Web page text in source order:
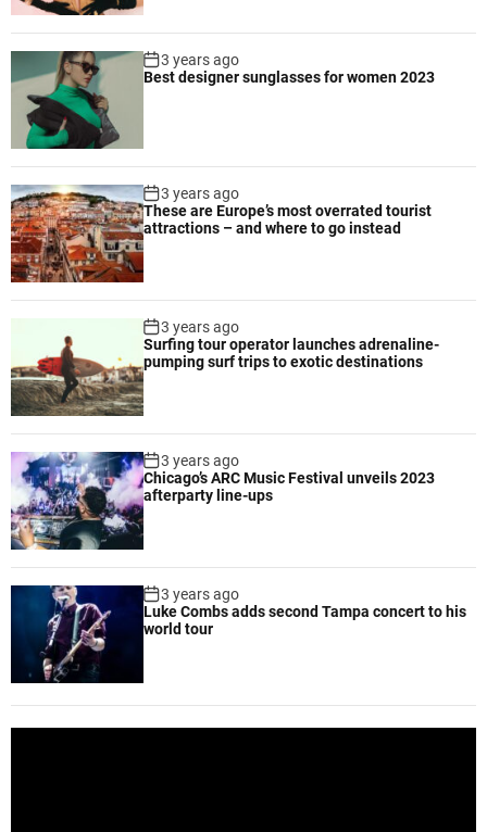
3 years ago
Best designer sunglasses for women 2023
3 years ago
These are Europe’s most overrated tourist
attractions – and where to go instead
3 years ago
Surfing tour operator launches adrenaline-
pumping surf trips to exotic destinations
3 years ago
Chicago’s ARC Music Festival unveils 2023
afterparty line-ups
3 years ago
Luke Combs adds second Tampa concert to his
world tour